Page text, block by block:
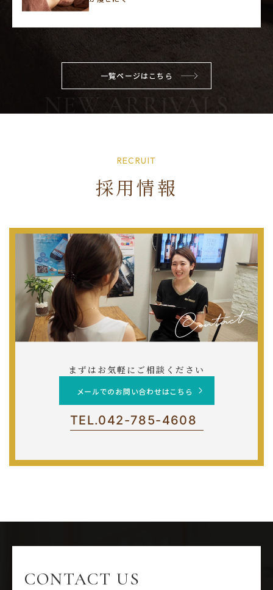
一覧ページはこちら
RECRUIT
採用情報
まずはお気軽にご相談ください
メールでのお問い合わせはこちら
TEL.042-785-4608
CONTACT US